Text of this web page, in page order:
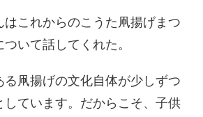
はこれからのこうた凧揚げまつ
いて話してくれた。
る凧揚げの文化自体が少しずつ
しています。だからこそ、子供